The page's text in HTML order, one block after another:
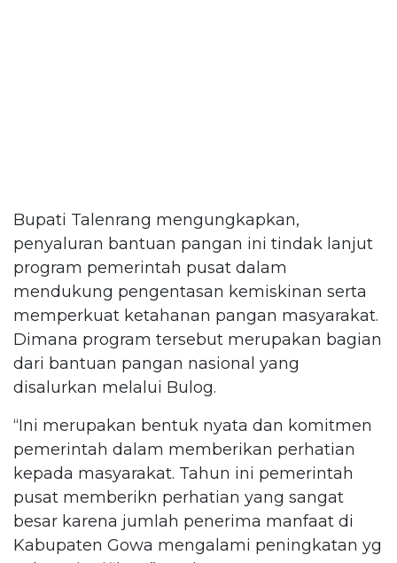
Bupati Talenrang mengungkapkan,
penyaluran bantuan pangan ini tindak lanjut
program pemerintah pusat dalam
mendukung pengentasan kemiskinan serta
memperkuat ketahanan pangan masyarakat.
Dimana program tersebut merupakan bagian
dari bantuan pangan nasional yang
disalurkan melalui Bulog.
“Ini merupakan bentuk nyata dan komitmen
pemerintah dalam memberikan perhatian
kepada masyarakat. Tahun ini pemerintah
pusat memberikn perhatian yang sangat
besar karena jumlah penerima manfaat di
Kabupaten Gowa mengalami peningkatan yg